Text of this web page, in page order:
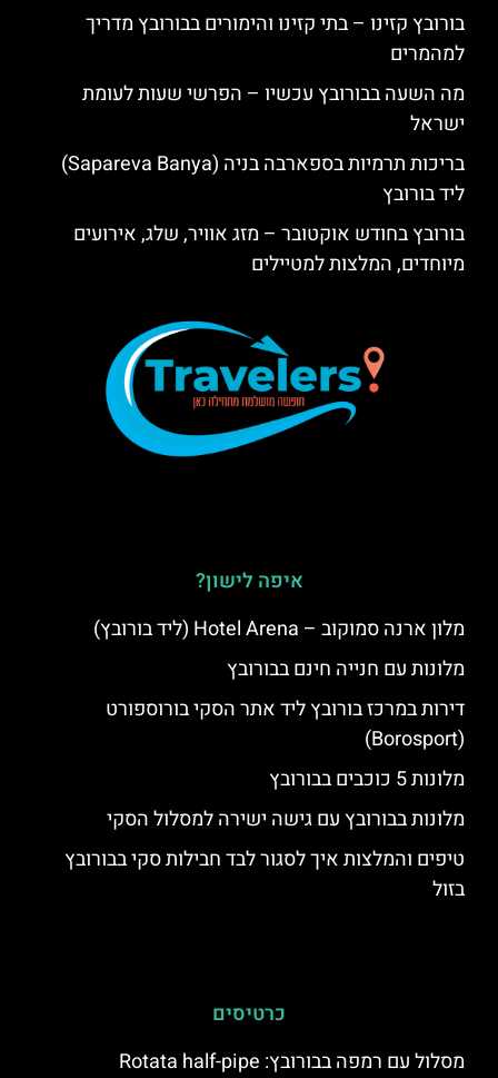
בורובץ קזינו – בתי קזינו והימורים בבורובץ מדריך
למהמרים
מה השעה בבורובץ עכשיו – הפרשי שעות לעומת
ישראל
בריכות תרמיות בספארבה בניה (Sapareva Banya)
ליד בורובץ
בורובץ בחודש אוקטובר – מזג אוויר, שלג, אירועים
מיוחדים, המלצות למטיילים
איפה לישון?
מלון ארנה סמוקוב – Hotel Arena (ליד בורובץ)
מלונות עם חנייה חינם בבורובץ
דירות במרכז בורובץ ליד אתר הסקי בורוספורט
(Borosport)
מלונות 5 כוכבים בבורובץ
מלונות בבורובץ עם גישה ישירה למסלול הסקי
טיפים והמלצות איך לסגור לבד חבילות סקי בבורובץ
בזול
כרטיסים
מסלול עם רמפה בבורובץ: Rotata half-pipe